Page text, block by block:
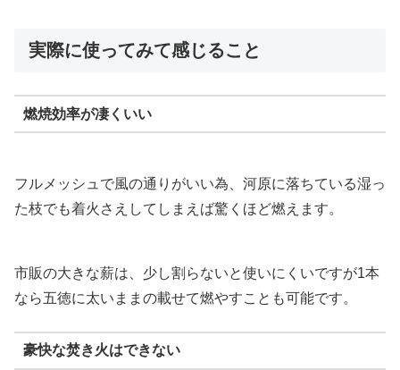
実際に使ってみて感じること
燃焼効率が凄くいい
フルメッシュで風の通りがいい為、河原に落ちている湿っ
た枝でも着火さえしてしまえば驚くほど燃えます。
市販の大きな薪は、少し割らないと使いにくいですが1本
なら五徳に太いままの載せて燃やすことも可能です。
豪快な焚き火はできない